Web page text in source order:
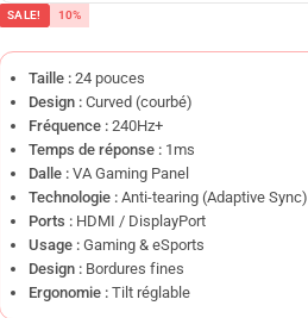
SALE! 10%
Taille : 24 pouces
Design : Curved (courbé)
Fréquence : 240Hz+
Temps de réponse : 1ms
Dalle : VA Gaming Panel
Technologie : Anti-tearing (Adaptive Sync)
Ports : HDMI / DisplayPort
Usage : Gaming & eSports
Design : Bordures fines
Ergonomie : Tilt réglable